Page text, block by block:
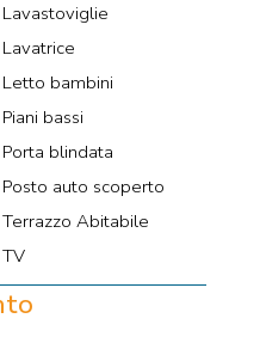
Lavastoviglie
Lavatrice
Letto bambini
Piani bassi
Porta blindata
Posto auto scoperto
Terrazzo Abitabile
TV